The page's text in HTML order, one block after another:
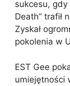
sukcesu, gdy
Death” trafił
Zyskał
pokolenia w
EST Gee
umiejętności